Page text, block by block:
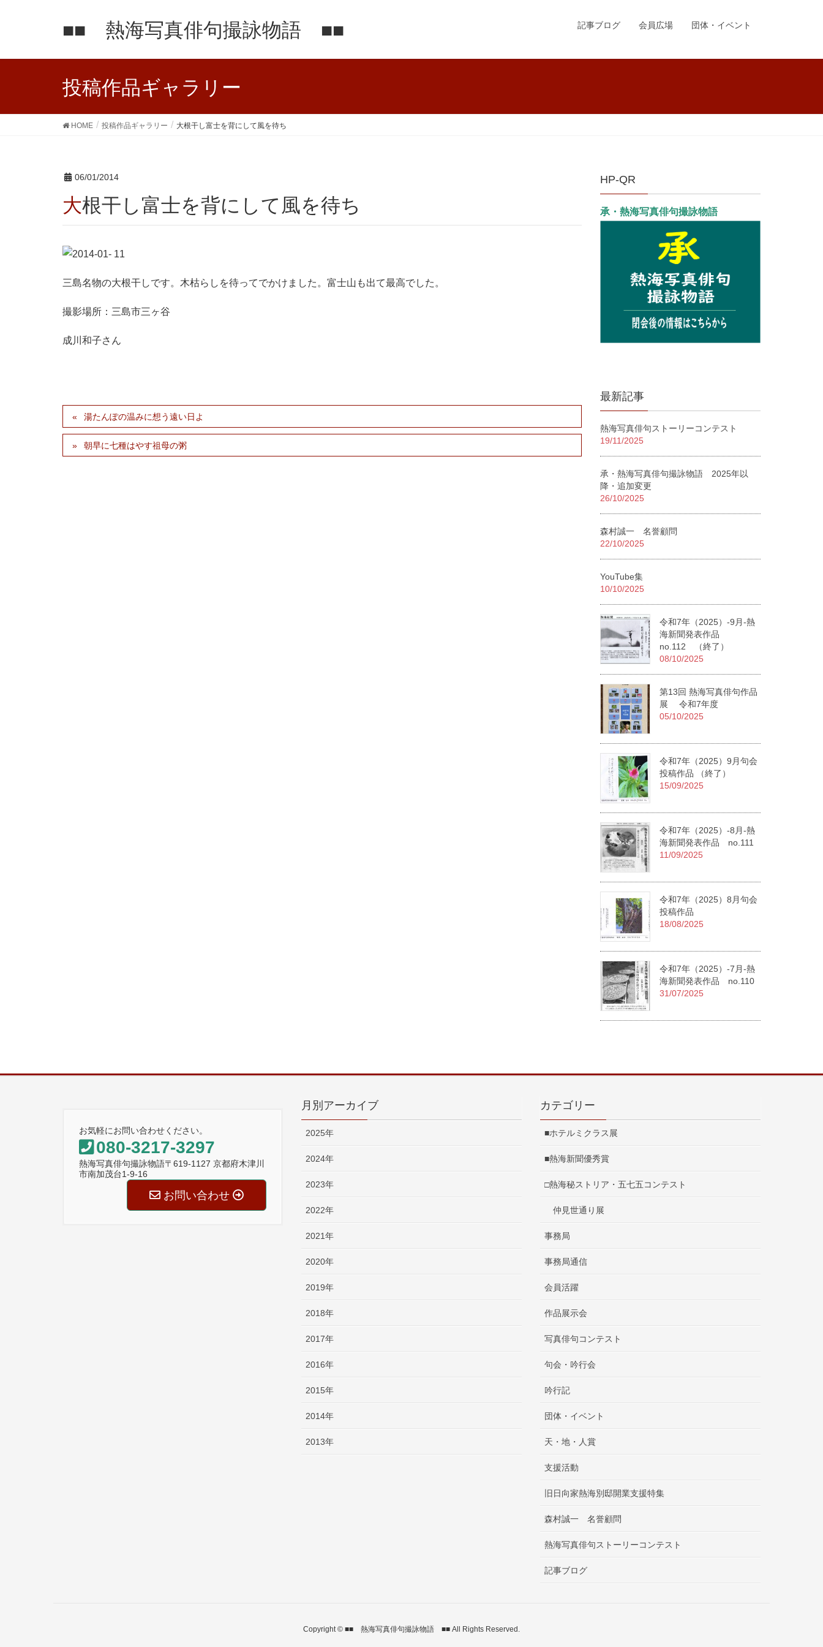
■■ 熱海写真俳句撮詠物語 ■■ 記事ブログ 会員広場 団体・イベント
投稿作品ギャラリー
HOME 投稿作品ギャラリー 大根干し富士を背にして風を待ち
06/01/2014
大根干し富士を背にして風を待ち
三島名物の大根干しです。木枯らしを待ってでかけました。富士山も出て最高でした。
撮影場所：三島市三ヶ谷
成川和子さん
湯たんぽの温みに想う遠い日よ
朝早に七種はやす祖母の粥
HP-QR
承・熱海写真俳句撮詠物語
最新記事
熱海写真俳句ストーリーコンテスト
19/11/2025
承・熱海写真俳句撮詠物語 2025年以
降・追加変更
26/10/2025
森村誠一 名誉顧問
22/10/2025
YouTube集
10/10/2025
令和7年（2025）-9月-熱
海新聞発表作品
no.112 （終了）
08/10/2025
第13回 熱海写真俳句作品
展 令和7年度
05/10/2025
令和7年（2025）9月句会
投稿作品 （終了）
15/09/2025
令和7年（2025）-8月-熱
海新聞発表作品 no.111
11/09/2025
令和7年（2025）8月句会
投稿作品
18/08/2025
令和7年（2025）-7月-熱
海新聞発表作品 no.110
31/07/2025
お気軽にお問い合わせください。
080-3217-3297
熱海写真俳句撮詠物語〒619-1127 京都府木津川
市南加茂台1-9-16
お問い合わせ
月別アーカイブ
2025年
2024年
2023年
2022年
2021年
2020年
2019年
2018年
2017年
2016年
2015年
2014年
2013年
カテゴリー
■ホテルミクラス展
■熱海新聞優秀賞
□熱海秘ストリア・五七五コンテスト
仲見世通り展
事務局
事務局通信
会員活躍
作品展示会
写真俳句コンテスト
句会・吟行会
吟行記
団体・イベント
天・地・人賞
支援活動
旧日向家熱海別邸開業支援特集
森村誠一 名誉顧問
熱海写真俳句ストーリーコンテスト
記事ブログ
Copyright © ■■ 熱海写真俳句撮詠物語 ■■ All Rights Reserved.